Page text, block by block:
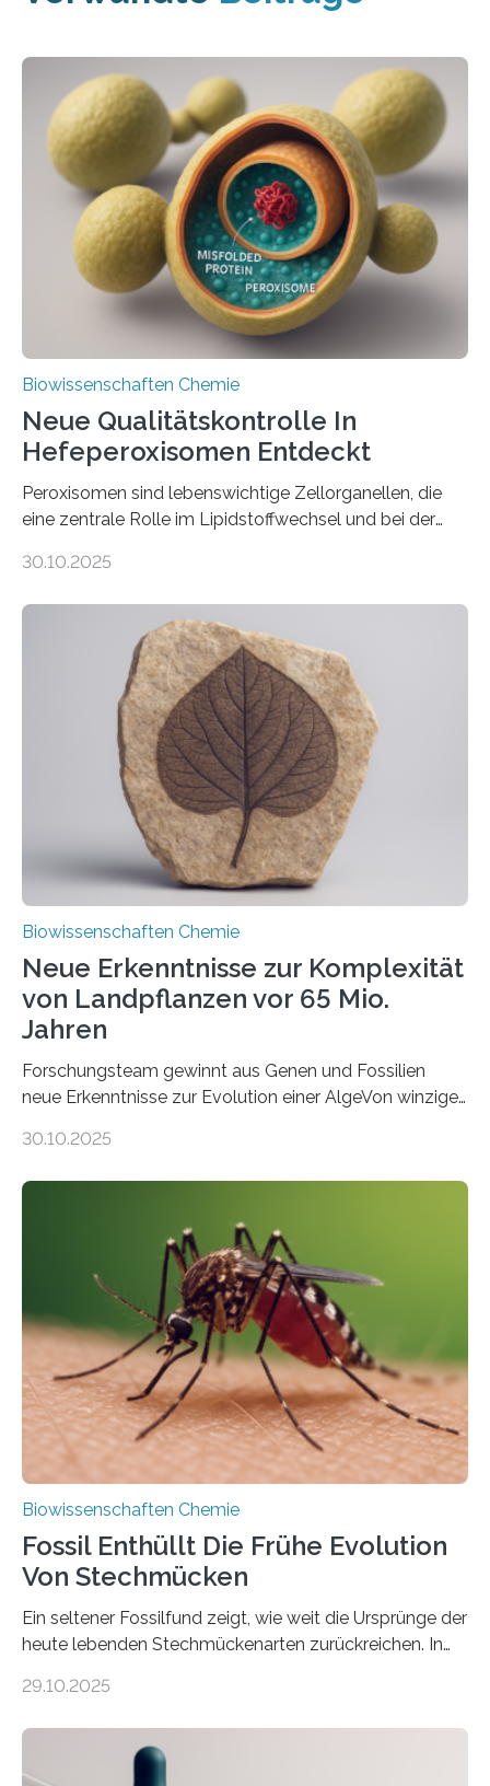
Biowissenschaften Chemie
Neue Qualitätskontrolle In
Hefeperoxisomen Entdeckt
Peroxisomen sind lebenswichtige Zellorganellen, die
eine zentrale Rolle im Lipidstoffwechsel und bei der
erfüllen können, müssen zahlreiche Enzyme präzise in
der Ruhr-Universität Bochum um Prof. Dr. Ralf Erdmann
und Dr. Ismaila Francis Yusuf hat nun einen bislang
unbekannten Qualitätskontrollmechanismus des
peroxisomalen Proteintransports in der Bäckerhefe
Saccharomyces cerevisiae entdeckt, der für die
Funktionsfähigkeit der Organellen entscheidend ist. Die
Studie wurde am 28. Oktober 2025 in der
Fachzeitschrift…
30.10.2025
Biowissenschaften Chemie
Neue Erkenntnisse zur Komplexität
von Landpflanzen vor 65 Mio.
Jahren
Forschungsteam gewinnt aus Genen und Fossilien
neue Erkenntnisse zur Evolution einer AlgeVon winzigen
Landpflanzen zählen zu den komplexesten
Grünalgen, die vor Hunderten von Millionen Jahren
lebten. Unter den Vorfahren sticht eine Gruppe heraus,
die noch heute in der Natur vorkommt: die
Süßwasseralge Coleochaetophyceae. Einige Arten
dieser Gruppe bilden aus Zellfäden dichte Geflechte
mit scheibenförmiger Gestalt. Was auffällig ist: Die
nächsten…
30.10.2025
Biowissenschaften Chemie
Fossil Enthüllt Die Frühe Evolution
Von Stechmücken
Ein seltener Fossilfund zeigt, wie weit die Ursprünge der
heute lebenden Stechmückenarten zurückreichen. In
Forschende die bisher älteste bekannte Stechmücken-
Region Kachin in Myanmar und hat sich in
ausgezeichnetem Zustand erhalten. Es konnte als neue
29.10.2025